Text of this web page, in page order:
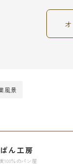
風景
ん工房
100％のパン屋